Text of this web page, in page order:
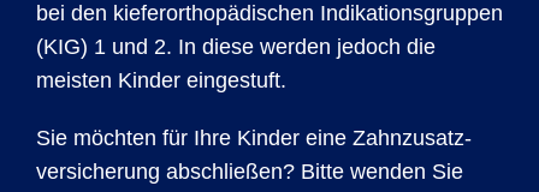
bei den kiefer­ortho­pädischen Indikations­gruppen
(KIG) 1 und 2. In diese werden jedoch die
meisten Kinder eingestuft.
Sie möchten für Ihre Kinder eine Zahn­zusatz­
versicherung abschließen? Bitte wenden Sie